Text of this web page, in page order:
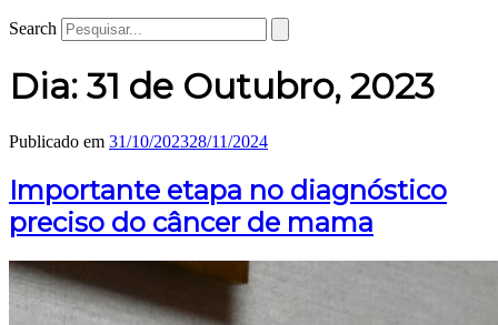
Search
Dia: 31 de Outubro, 2023
Publicado em 31/10/202328/11/2024
Importante etapa no diagnóstico
preciso do câncer de mama